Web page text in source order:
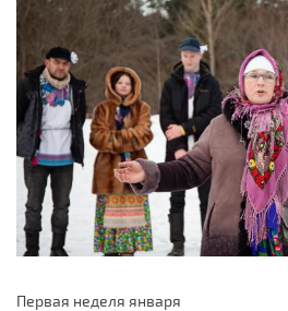
Первая неделя января